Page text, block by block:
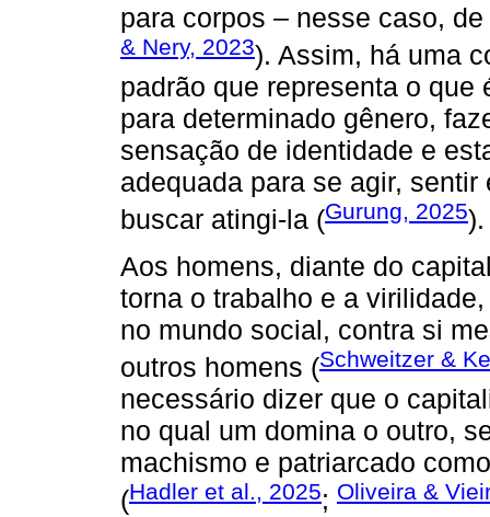
para corpos – nesse caso,
& Nery, 2023). Assim, há uma
padrão que representa o
para determinado gênero,
sensação de identidade e
adequada para se agir,
buscar atingi-la (Gurung, 2025).
Aos homens, diante do
torna o trabalho e a
no mundo social, contra si
outros homens (Schweitzer &
necessário dizer que o
no qual um domina o outro,
machismo e patriarcado
(Hadler et al., 2025; Oliveira &